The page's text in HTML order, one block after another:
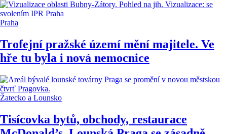
Praha
Trofejní pražské území mění majitele. Ve
hře tu byla i nová nemocnice
Žatecko a Lounsko
Tisícovka bytů, obchody, restaurace